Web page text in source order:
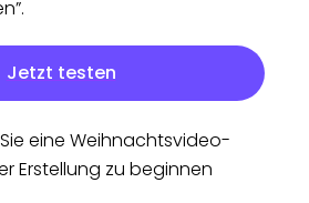
Jetzt testen
eine Weihnachtsvideo-
Erstellung zu beginnen